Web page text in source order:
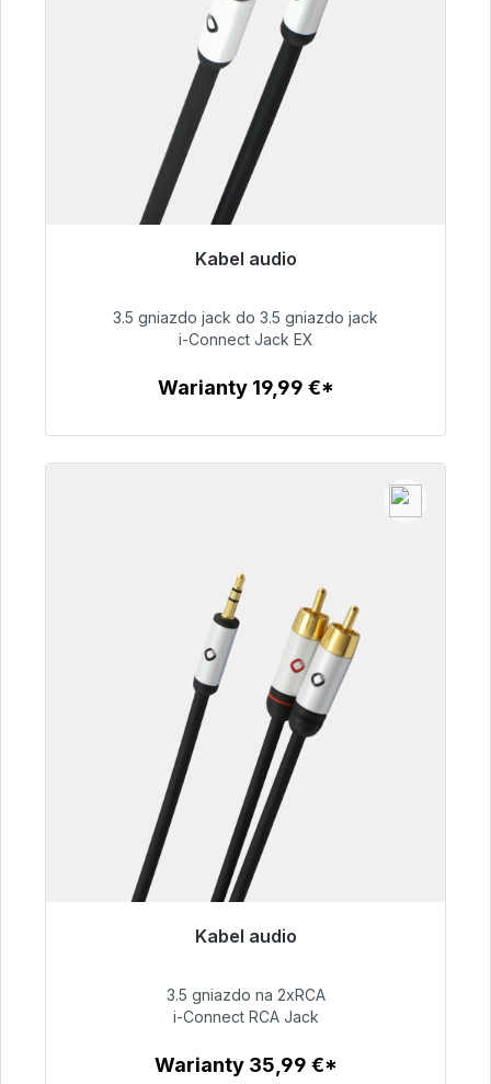
Kabel audio
Gotowy do natychmiastowej wysyłki, czas
51,99 €
3.5 gniazdo jack do 3.5 gniazdo jack
i-Connect Jack EX
Warianty 19,99 €*
Kabel audio
Gotowy do natychmiastowej wysyłki, czas
51,99 €
3.5 gniazdo na 2xRCA
i-Connect RCA Jack
Warianty 35,99 €*